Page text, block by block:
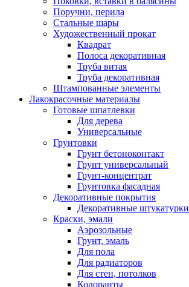
Поручни, перила
Стальные шары
Художественный прокат
Квадрат
Полоса декоративная
Труба витая
Труба декоративная
Штампованные элементы
Лакокрасочные материалы
Готовые шпатлевки
Для дерева
Универсальные
Грунтовки
Грунт бетоноконтакт
Грунт универсальный
Грунт-концентрат
Грунтовка фасадная
Декоративные покрытия
Декоративные штукатурки
Краски, эмали
Аэрозольные
Грунт, эмаль
Для пола
Для радиаторов
Для стен, потолков
Колоранты